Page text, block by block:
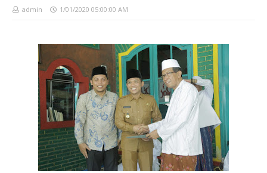
admin 1/01/2020 05:00:00 AM